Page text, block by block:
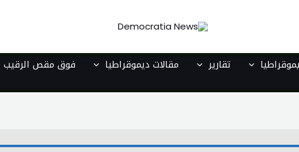
تقارير مقالات ديموقراطيا فوق مقص الرقيب